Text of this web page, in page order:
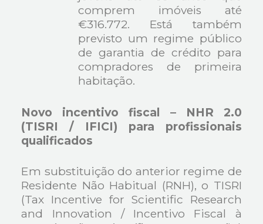
comprem imóveis até
€316.772. Está também
previsto um regime público
de garantia de crédito para
compradores de primeira
habitação.
Novo incentivo fiscal – NHR 2.0
(TISRI / IFICI) para profissionais
qualificados
Em substituição do anterior regime de
Residente Não Habitual (RNH), o TISRI
(Tax Incentive for Scientific Research
and Innovation / Incentivo Fiscal à